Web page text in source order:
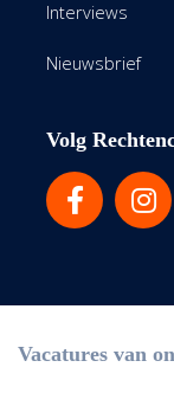
Interviews
Nieuwsbrief
Volg
Vacatures van